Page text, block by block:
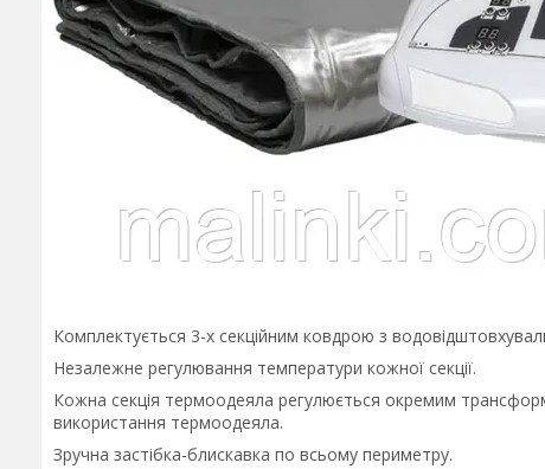
Комплектується 3-х секційним ковдрою з
Незалежне регулювання температури кожної секції.
Кожна секція термоодеяла регулюється окремим
використання термоодеяла.
Зручна застібка-блискавка по всьому периметру.